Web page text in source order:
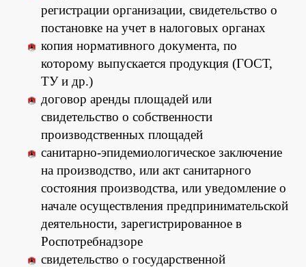
регистрации организации, свидетельство о
постановке на учет в налоговых органах
копия нормативного документа, по
которому выпускается продукция (ГОСТ,
ТУ и др.)
договор аренды площадей или
свидетельство о собственности
производственных площадей
санитарно-эпидемиологическое заключение
на производство, или акт санитарного
состояния производства, или уведомление о
начале осуществления предпринимательской
деятельности, зарегистрированное в
Роспотребнадзоре
свидетельство о государственной